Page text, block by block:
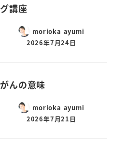
グ講座
morioka ayumi
2026年7月24日
がんの意味
morioka ayumi
2026年7月21日